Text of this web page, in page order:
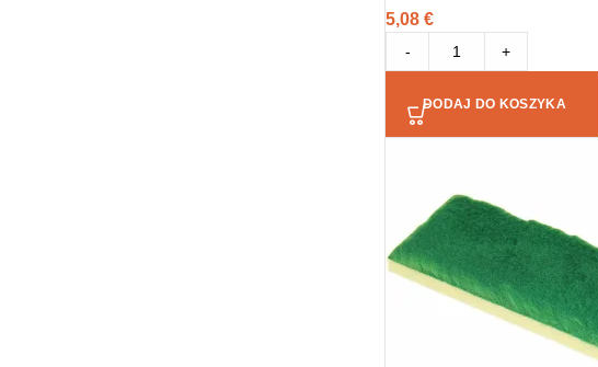
5,08 €
- +
DODAJ DO KOSZYKA